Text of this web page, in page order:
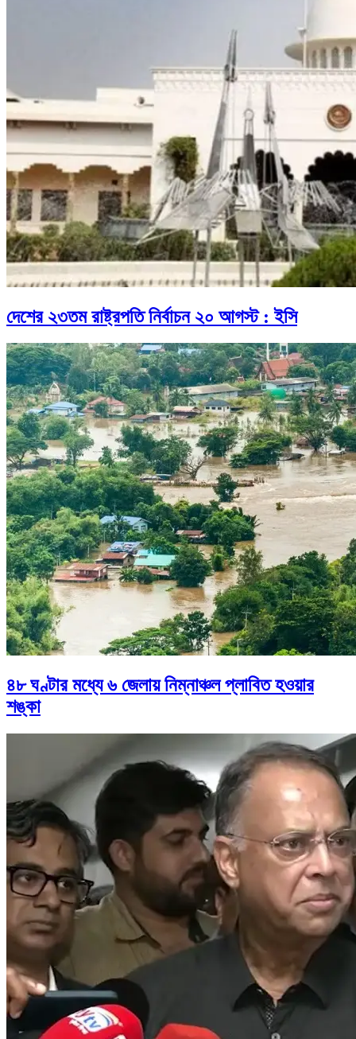
দেশের ২৩তম রাষ্ট্রপতি নির্বাচন ২০ আগস্ট : ইসি
৪৮ ঘণ্টার মধ্যে ৬ জেলায় নিম্নাঞ্চল প্লাবিত হওয়ার
শঙ্কা